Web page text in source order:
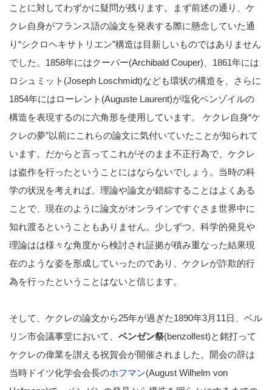
ことに対してわずかに疑問が残ります。まず前述の通り、ケ
クレ自身がフランス語の論文を発表する際に懸念していた通
り“シクロヘキサトリエン”構造は目新しいものではありません
でした。1858年にはクーパー(Archibald Couper)、1861年には
ロシュミット(Joseph Loschmidt)なども環状の構造を、さらに
1854年にはローレント(Auguste Laurent)が塩化ベンゾイルの
構造を表現するのに六角形を使用しています。 ケクレ自身“ケ
クレの夢”以前にこれらの論文に気付いていたことが知られて
います。だからと言ってこれがそのまま不正行為で、ケクレ
は盗作を行ったということにはならないでしょう。当時の科
学の状況を考えれば、理論や論文が錯綜することはよくある
ことで、現在のように論文がオンラインですぐさま世界中に
知れ渡るということもありません。少しずつ、科学的発見や
理論はは様々な角度から検討され証拠が積み重なった結果現
在のような姿を形成していったのであり、ケクレが詐欺的行
為を行ったということはないと信じます。
そして、ケクレの論文から25年が過ぎた1890年3月11日、ベル
リン市会議事堂において、 ベンゼン祭(benzolfest)と銘打って
ケクレの偉業を讃える祝賀会が開催されました。開会の辞は
当時ドイツ化学会会長のホフマン(August Wilhelm von